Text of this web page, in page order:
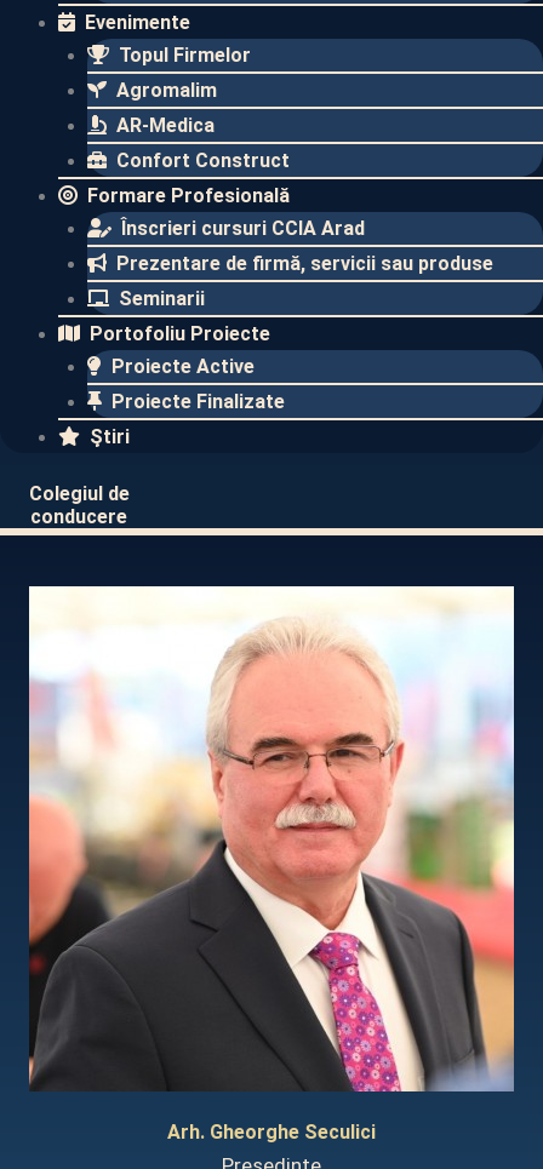
Evenimente​
Topul Firmelor​
Agromalim
AR-Medica
Confort Construct
Formare Profesională
Înscrieri cursuri CCIA Arad
Prezentare de firmă, servicii sau produse
Seminarii
Portofoliu Proiecte
Proiecte Active
Proiecte Finalizate​
Ştiri
Colegiul de
conducere
Arh. Gheorghe Seculici